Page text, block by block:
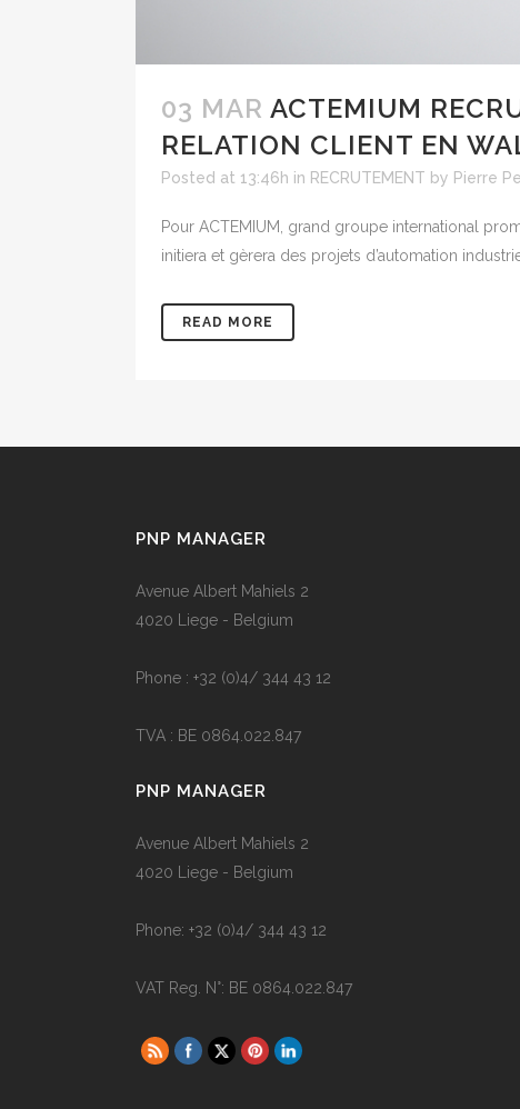
03 MAR ACTEMIUM
RELATION CLIENT EN
Posted at 13:46h in RECRUTEMENT by Pierre
Pour ACTEMIUM, grand groupe international
initiera et gèrera des projets d’automation
READ MORE
PNP MANAGER
Avenue Albert Mahiels 2
4020 Liege - Belgium
Phone : +32 (0)4/ 344 43 12
TVA : BE 0864.022.847
PNP MANAGER
Avenue Albert Mahiels 2
4020 Liege - Belgium
Phone: +32 (0)4/ 344 43 12
VAT Reg. N°: BE 0864.022.847